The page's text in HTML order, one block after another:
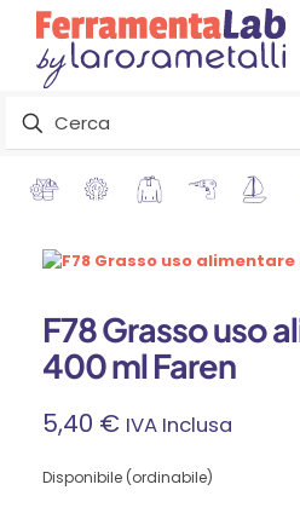
F78 Grasso uso
400 ml Faren
5,40 € IVA Inclusa
Disponibile (ordinabile)